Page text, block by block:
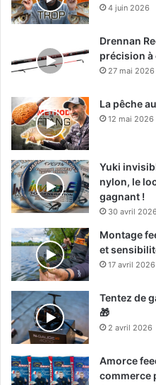
4 juin 2026
Drennan
précision
27 mai 2026
La pêche
12 mai 2026
Yuki
nylon, le
gagnant !
30 avril 2026
Montage
et
17 avril 2026
Tentez de
🎁
2 avril 2026
Amorce
commerce